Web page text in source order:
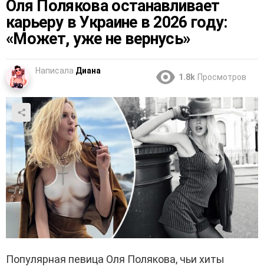
Оля Полякова останавливает
карьеру в Украине в 2026 году:
«Может, уже не вернусь»
Написала Диана
1.8k Просмотров
Популярная певица Оля Полякова, чьи хиты